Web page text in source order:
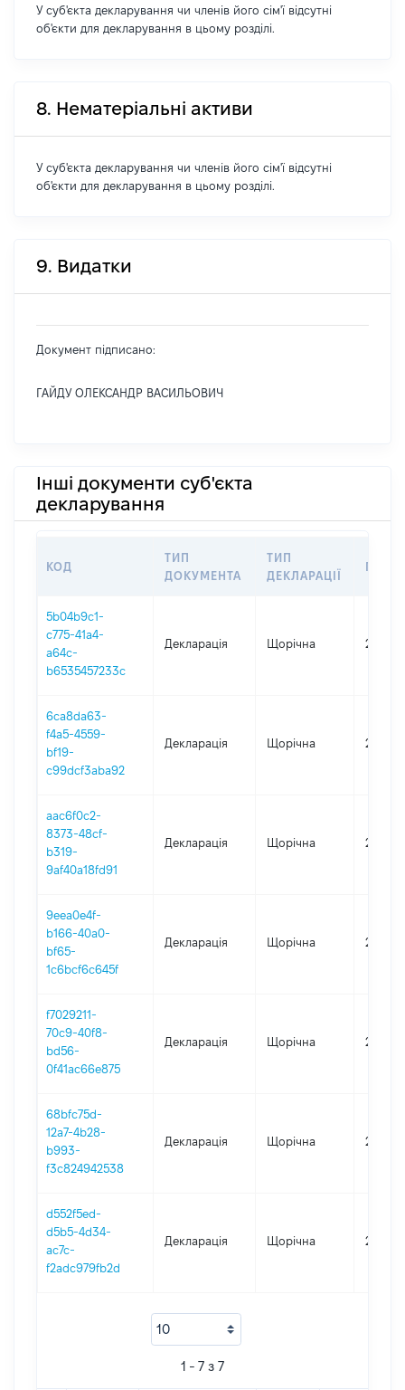
У суб'єкта декларування чи членів його сім'ї відсутні
об'єкти для декларування в цьому розділі.
8. Нематеріальні активи
У суб'єкта декларування чи членів його сім'ї відсутні
об'єкти для декларування в цьому розділі.
9. Видатки
Документ підписано:
ГАЙДУ ОЛЕКСАНДР ВАСИЛЬОВИЧ
Інші документи суб'єкта
декларування
КОД
ТИП
ДОКУМЕНТА
ТИП
ДЕКЛАРАЦІЇ
5b04b9c1-
c775-41a4-
a64c-
b6535457233c
Декларація Щорічна 2025
6ca8da63-
f4a5-4559-
bf19-
c99dcf3aba92
Декларація Щорічна 2024
aac6f0c2-
8373-48cf-
b319-
9af40a18fd91
Декларація Щорічна 2023
9eea0e4f-
b166-40a0-
bf65-
1c6bcf6c645f
Декларація Щорічна 2022
f7029211-
70c9-40f8-
bd56-
0f41ac66e875
Декларація Щорічна 2021
68bfc75d-
12a7-4b28-
b993-
f3c824942538
Декларація Щорічна 2020
d552f5ed-
d5b5-4d34-
ac7c-
f2adc979fb2d
Декларація Щорічна 2019
1 - 7 з 7